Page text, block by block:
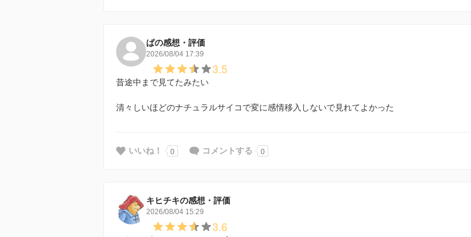
ぱの感想・評価
2026/08/04 17:39
3.5
昔途中まで見てたみたい
清々しいほどのナチュラルサイコで変に感情移入しないで見れてよかった
いいね！ 0 コメントする 0
キヒチキの感想・評価
2026/08/04 15:29
3.6